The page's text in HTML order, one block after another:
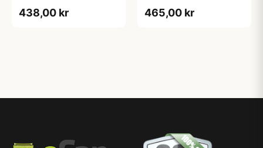
438,00 kr 465,00 kr